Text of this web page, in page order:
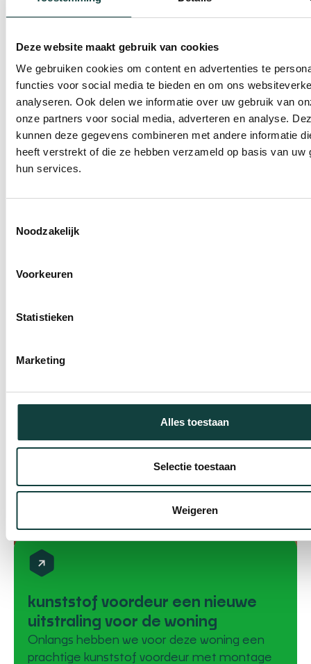
Deze website maakt gebruik van cookies
We gebruiken cookies om content en advertenties te
functies voor social media te bieden en om ons
analyseren. Ook delen we informatie over uw gebruik van
onze partners voor social media, adverteren en analyse.
kunnen deze gegevens combineren met andere informatie
heeft verstrekt of die ze hebben verzameld op basis van uw
hun services.
Noodzakelijk
Voorkeuren
Statistieken
Marketing
Alles toestaan
Selectie toestaan
Weigeren
onderhoudsarm is geworden. Van verouderd
kunststof kozijnen en Keralit
kunststof gevelbekleding. De bewoners wilden
kozijnen en gevelbekleding waren aan
kunststof voordeur een nieuwe
uitstraling voor de woning
Onlangs hebben we voor deze woning een
prachtige kunststof voordeur met montage